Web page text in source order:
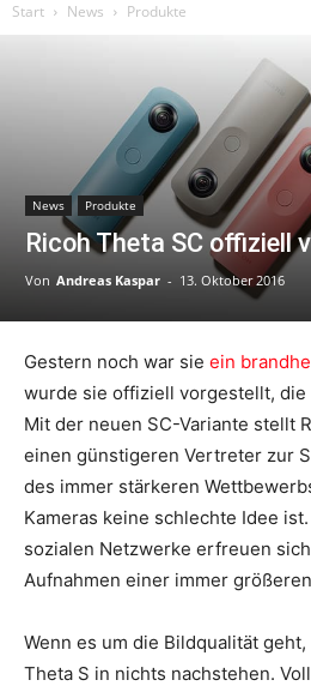
Start News Produkte
News Produkte
Ricoh Theta SC offiziell
Von Andreas Kaspar - 13. Oktober 2016
Gestern noch war sie ein
wurde sie offiziell vorgestellt, die
Mit der neuen SC-Variante stellt
einen günstigeren Vertreter zur
des immer stärkeren
Kameras keine schlechte Idee
sozialen Netzwerke erfreuen
Aufnahmen einer immer
Wenn es um die Bildqualität
Theta S in nichts nachstehen.